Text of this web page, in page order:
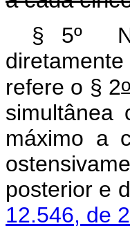
§ 5º
refere o § 2o
simultânea
máximo a
posterior e
12.546, de